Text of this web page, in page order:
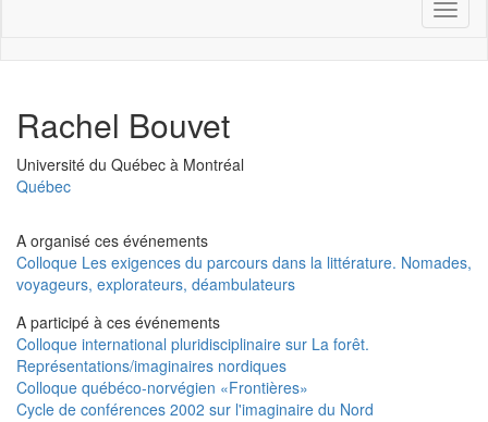
Rachel Bouvet
Université
Université du Québec à Montréal
Québec
A organisé ces événements
Colloque Les exigences du parcours dans la littérature. Nomades,
voyageurs, explorateurs, déambulateurs
A participé à ces événements
Colloque international pluridisciplinaire sur La forêt.
Représentations/imaginaires nordiques
Colloque québéco-norvégien «Frontières»
Cycle de conférences 2002 sur l'imaginaire du Nord